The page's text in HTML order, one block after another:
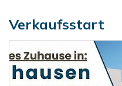
Verkaufsstart